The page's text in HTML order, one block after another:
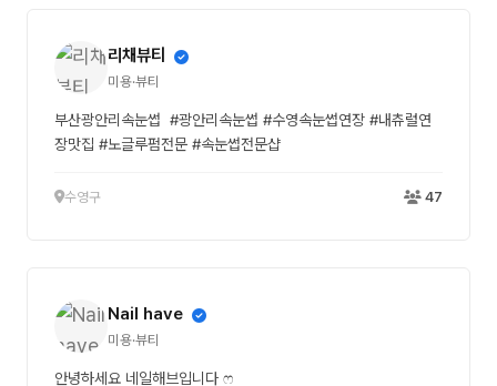
리채뷰티
미용·뷰티
부산광안리속눈썹 #광안리속눈썹 #수영속눈썹연장 #내츄럴연
장맛집 #노글루펌전문 #속눈썹전문샵
수영구 47
Nail have
미용·뷰티
안녕하세요 네일해브입니다 ෆ